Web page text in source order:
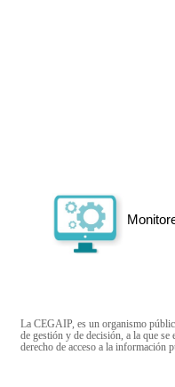
La CEGAIP, es un organismo
de gestión y de decisión, a la que
derecho de acceso a la información